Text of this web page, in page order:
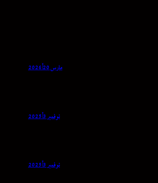
مارس 20, 2026
نوفمبر 3, 2025
نوفمبر 3, 2025